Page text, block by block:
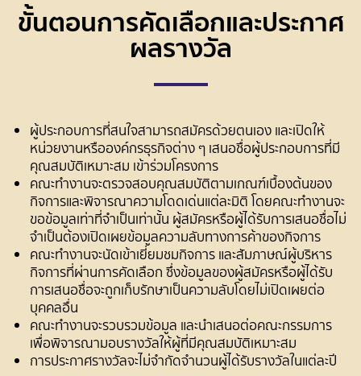
ขั้นตอนการคัดเลือกและประกาศ
ผลรางวัล
ผู้ประกอบการที่สนใจสามารถสมัครด้วยตนเอง และเปิดให้
หน่วยงานหรือองค์กรธุรกิจต่าง ๆ เสนอชื่อผู้ประกอบการที่มี
คุณสมบัติเหมาะสม เข้าร่วมโครงการ
คณะทำงานจะตรวจสอบคุณสมบัติตามเกณฑ์เบื้องต้นของ
กิจการและพิจารณาความโดดเด่นแต่ละมิติ โดยคณะทำงานจะ
ขอข้อมูลเท่าที่จำเป็นเท่านั้น ผู้สมัครหรือผู้ได้รับการเสนอชื่อไม่
จำเป็นต้องเปิดเผยข้อมูลความลับทางการค้าของกิจการ
คณะทำงานจะนัดเข้าเยี่ยมชมกิจการ และสัมภาษณ์ผู้บริหาร
กิจการที่ผ่านการคัดเลือก ซึ่งข้อมูลของผู้สมัครหรือผู้ได้รับ
การเสนอชื่อจะถูกเก็บรักษาเป็นความลับโดยไม่เปิดเผยต่อ
บุคคลอื่น
คณะทำงานจะรวบรวมข้อมูล และนำเสนอต่อคณะกรรมการ
เพื่อพิจารณามอบรางวัลให้ผู้ที่มีคุณสมบัติเหมาะสม
การประกาศรางวัลจะไม่จำกัดจำนวนผู้ได้รับรางวัลในแต่ละปี